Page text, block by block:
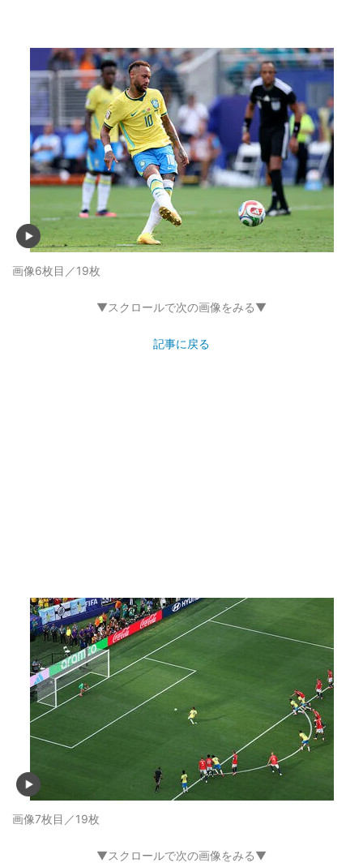
画像6枚目／19枚
▼スクロールで次の画像をみる▼
記事に戻る
画像7枚目／19枚
▼スクロールで次の画像をみる▼